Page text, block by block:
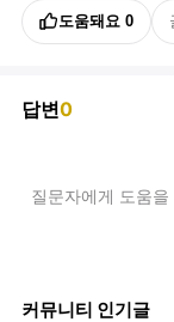
도움돼요 0
답변0
질문자에게 도움
커뮤니티 인기글